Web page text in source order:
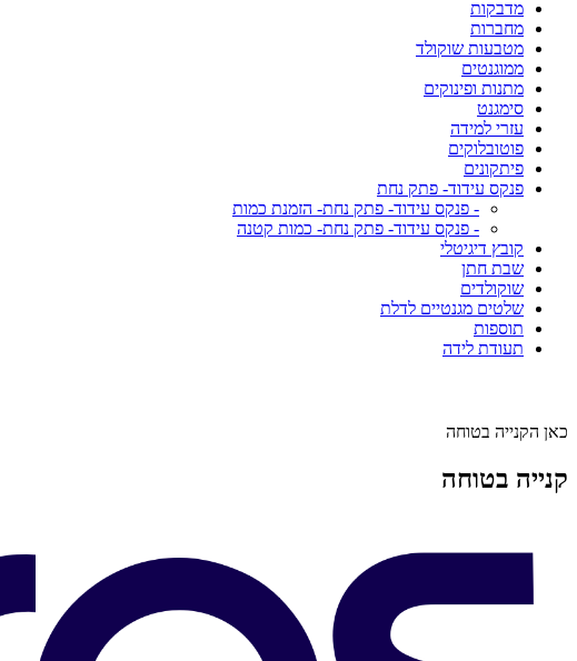
מדבקות
מחברות
מטבעות שוקולד
ממוגנטים
מתנות ופינוקים
סימגנט
עזרי למידה
פוטובלוקים
פיתקונים
פנקס עידוד- פתק נחת
- פנקס עידוד- פתק נחת- הזמנת כמות
- פנקס עידוד- פתק נחת- כמות קטנה
קובץ דיגיטלי
שבת חתן
שוקולדים
שלטים מגנטיים לדלת
תוספות
תעודת לידה
כאן הקנייה בטוחה
קנייה בטוחה